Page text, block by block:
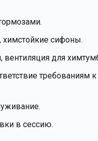
химстойкие сифоны.
вентиляция для
требованиям
в сессию.